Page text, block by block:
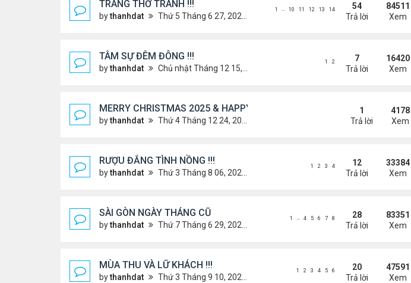
TRANG THƠ TRANH !!!
bythanhdat Thứ 5 Tháng 6 27, 2024 3:38 pm
54
Trả lời
84511
Xem
1 … 10 11 12 13 14
TÂM SỰ ĐÊM ĐÔNG !!!
bythanhdat Chủ nhật Tháng 12 15, 2024 9:37 am
7
Trả lời
16420
Xem
1 2
MERRY CHRISTMAS 2025 & HAPPY NEW YEAR 2026
bythanhdat Thứ 4 Tháng 12 24, 2025 1:30 pm
1
Trả lời
4178
Xem
RƯỢU ĐẮNG TÌNH NỒNG !!!
bythanhdat Thứ 3 Tháng 8 06, 2024 3:49 pm
12
Trả lời
33384
Xem
1 2 3 4
SÀI GÒN NGÀY THÁNG CŨ
bythanhdat Thứ 7 Tháng 6 29, 2024 9:26 am
28
Trả lời
83351
Xem
1 … 4 5 6 7 8
MÙA THU VÀ LỮ KHÁCH !!!
bythanhdat Thứ 3 Tháng 9 10, 2024 1:52 pm
20
Trả lời
47591
Xem
1 2 3 4 5 6